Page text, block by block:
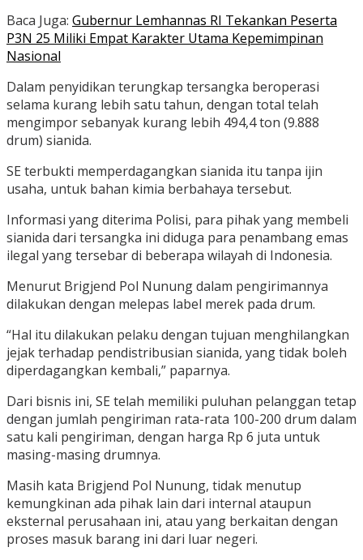
Baca Juga: Gubernur Lemhannas RI Tekankan Peserta
P3N 25 Miliki Empat Karakter Utama Kepemimpinan
Nasional
Dalam penyidikan terungkap tersangka beroperasi
selama kurang lebih satu tahun, dengan total telah
mengimpor sebanyak kurang lebih 494,4 ton (9.888
drum) sianida.
SE terbukti memperdagangkan sianida itu tanpa ijin
usaha, untuk bahan kimia berbahaya tersebut.
Informasi yang diterima Polisi, para pihak yang membeli
sianida dari tersangka ini diduga para penambang emas
ilegal yang tersebar di beberapa wilayah di Indonesia.
Menurut Brigjend Pol Nunung dalam pengirimannya
dilakukan dengan melepas label merek pada drum.
“Hal itu dilakukan pelaku dengan tujuan menghilangkan
jejak terhadap pendistribusian sianida, yang tidak boleh
diperdagangkan kembali,” paparnya.
Dari bisnis ini, SE telah memiliki puluhan pelanggan tetap
dengan jumlah pengiriman rata-rata 100-200 drum dalam
satu kali pengiriman, dengan harga Rp 6 juta untuk
masing-masing drumnya.
Masih kata Brigjend Pol Nunung, tidak menutup
kemungkinan ada pihak lain dari internal ataupun
eksternal perusahaan ini, atau yang berkaitan dengan
proses masuk barang ini dari luar negeri.